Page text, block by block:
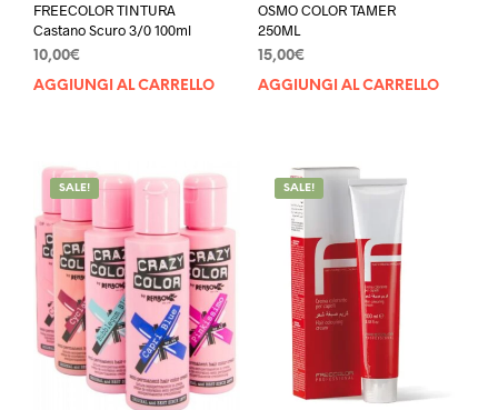
FREECOLOR TINTURA
Castano Scuro 3/0 100ml
10,00€
AGGIUNGI AL CARRELLO
OSMO COLOR TAMER
250ML
15,00€
AGGIUNGI AL CARRELLO
SALE! SALE!